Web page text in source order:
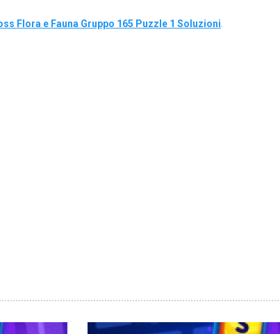
Flora e Fauna Gruppo 165 Puzzle 1 Soluzioni